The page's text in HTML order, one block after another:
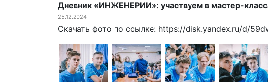
Дневник «ИНЖЕНЕРИИ»: участвуем в мастер-
25.12.2024
Скачать фото по ссылке: https://disk.yandex.ru/d/